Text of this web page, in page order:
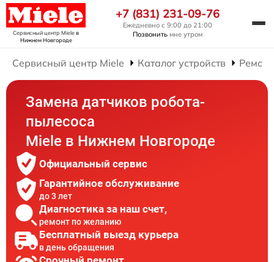
Сервисный центр Mieleв
Нижнем Новгороде
+7 (831) 231-09-76
Ежедневно с 9:00 до 21:00
Позвонить мне утром
Сервисный центр Miele Каталог устройств
Замена датчиков робота-
пылесоса
Miele в Нижнем Новгороде
Официальный сервис
Гарантийное обслуживание
до 3 лет
Диагностика за наш счет,
ремонт по желанию
Бесплатный выезд курьера
в день обращения